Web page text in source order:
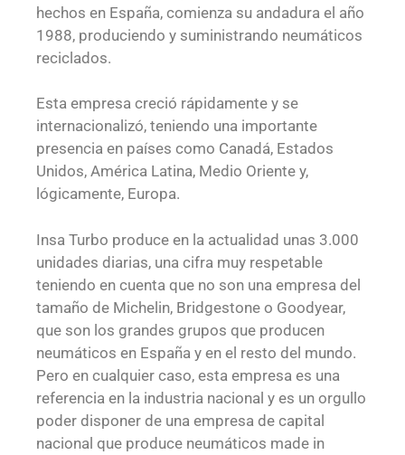
hechos en España, comienza su andadura el año
1988, produciendo y suministrando neumáticos
reciclados.
Esta empresa creció rápidamente y se
internacionalizó, teniendo una importante
presencia en países como Canadá, Estados
Unidos, América Latina, Medio Oriente y,
lógicamente, Europa.
Insa Turbo produce en la actualidad unas 3.000
unidades diarias, una cifra muy respetable
teniendo en cuenta que no son una empresa del
tamaño de Michelin, Bridgestone o Goodyear,
que son los grandes grupos que producen
neumáticos en España y en el resto del mundo.
Pero en cualquier caso, esta empresa es una
referencia en la industria nacional y es un orgullo
poder disponer de una empresa de capital
nacional que produce neumáticos made in